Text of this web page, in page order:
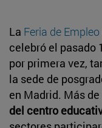
La Feria de Empleo
celebró el pasado
por primera vez,
la sede de
en Madrid. Más de
del centro